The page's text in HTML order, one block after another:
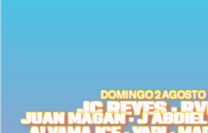
DOMINGO 2 AGOSTO
JC REYES ·
JUAN MAGAN · J ABDIEL